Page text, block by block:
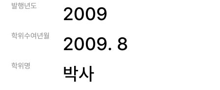
발행년도 2009
학위수여년월 2009. 8
학위명 박사